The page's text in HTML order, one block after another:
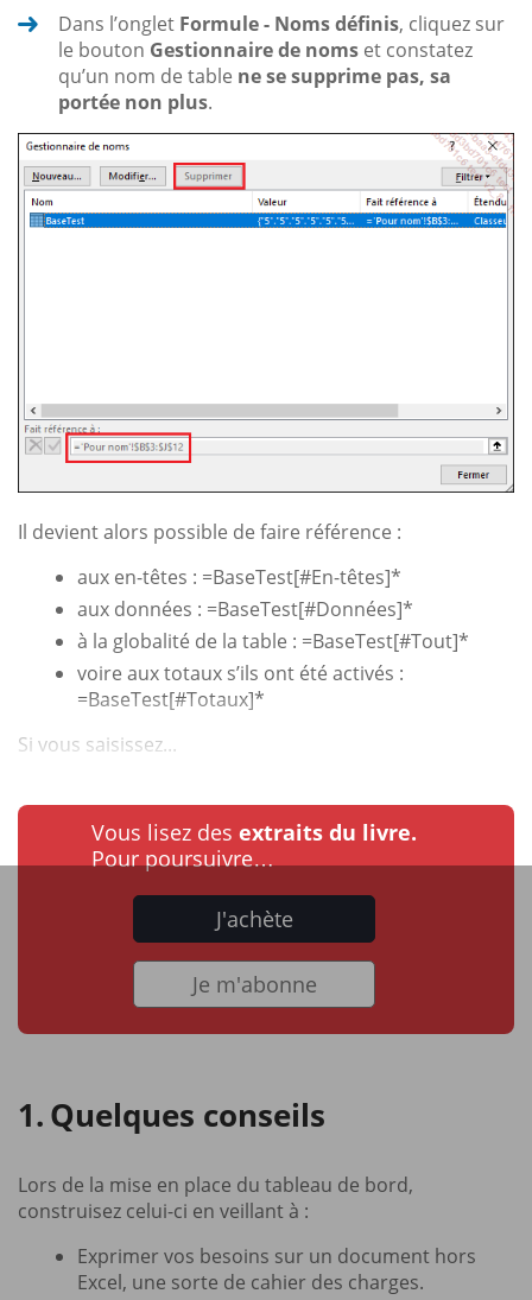
Dans l’onglet Formule - Noms définis, cliquez sur
le bouton Gestionnaire de noms et constatez
qu’un nom de table ne se supprime pas, sa
portée non plus.
Il devient alors possible de faire référence :
aux en-têtes : =BaseTest[#En-têtes]*
aux données : =BaseTest[#Données]*
à la globalité de la table : =BaseTest[#Tout]*
voire aux totaux s’ils ont été activés :
=BaseTest[#Totaux]*
Si vous saisissez...
Vous lisez des extraits du livre.
Pour poursuivre…
J'achète
Je m'abonne
Quelques conseils
Lors de la mise en place du tableau de bord,
construisez celui-ci en veillant à :
Exprimer vos besoins sur un document hors
Excel, une sorte de cahier des charges.